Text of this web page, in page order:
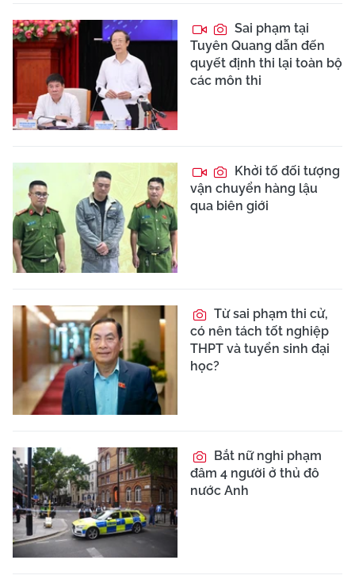
Sai phạm tại
Tuyên Quang dẫn đến
quyết định thi lại toàn bộ
các môn thi
Khởi tố đối tượng
vận chuyển hàng lậu
qua biên giới
Từ sai phạm thi cử,
có nên tách tốt nghiệp
THPT và tuyển sinh đại
học?
Bắt nữ nghi phạm
đâm 4 người ở thủ đô
nước Anh